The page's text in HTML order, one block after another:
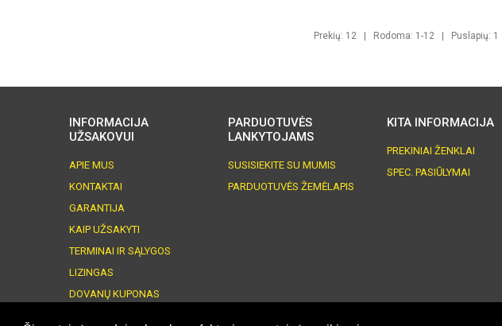
Prekių: 12 | Rodoma: 1-12 | Puslapių: 1
INFORMACIJA
UŽSAKOVUI
APIE MUS
KONTAKTAI
GARANTIJA
KAIP UŽSAKYTI
TERMINAI IR SĄLYGOS
LIZINGAS
DOVANŲ KUPONAS
PARDUOTUVĖS
LANKYTOJAMS
SUSISIEKITE SU MUMIS
PARDUOTUVĖS ŽEMĖLAPIS
KITA INFORMACIJA
PREKINIAI ŽENKLAI
SPEC. PASIŪLYMAI